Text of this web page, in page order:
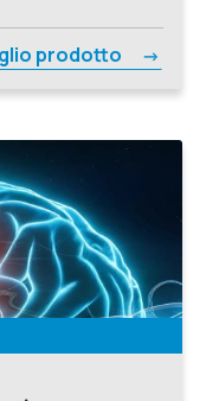
prodotto